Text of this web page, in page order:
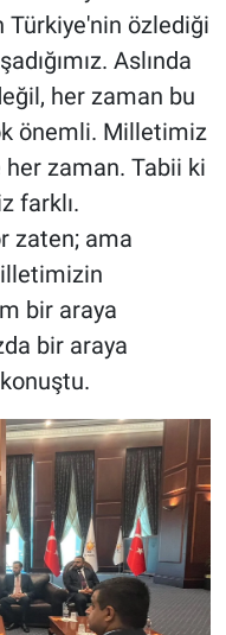
Türkiye'nin özlediği
Aslında
her zaman bu
önemli. Milletimiz
zaman. Tabii ki
farklı.
zaten; ama
bir araya
bir araya